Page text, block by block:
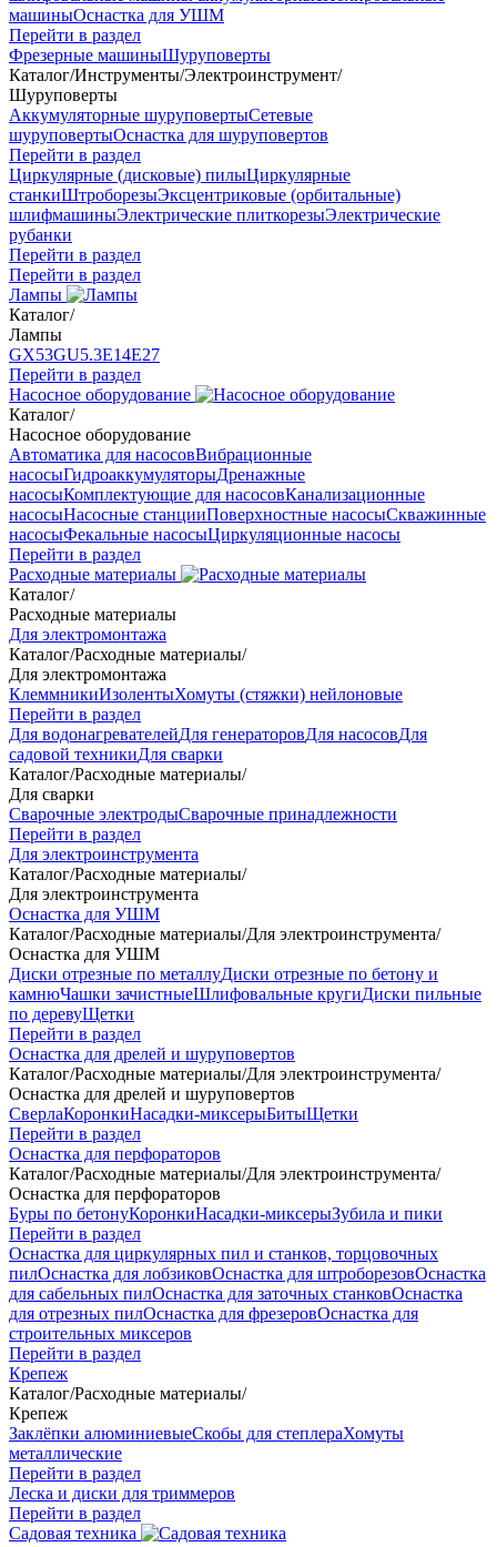
машиныОснастка для УШМ
Перейти в раздел
Фрезерные машиныШуруповерты
Каталог/Инструменты/Электроинструмент/
Шуруповерты
Аккумуляторные шуруповертыСетевые
шуруповертыОснастка для шуруповертов
Перейти в раздел
Циркулярные (дисковые) пилыЦиркулярные
станкиШтроборезыЭксцентриковые (орбитальные)
шлифмашиныЭлектрические плиткорезыЭлектрические
рубанки
Перейти в раздел
Перейти в раздел
Лампы
Каталог/
Лампы
GX53GU5.3Е14Е27
Перейти в раздел
Насосное оборудование
Каталог/
Насосное оборудование
Автоматика для насосовВибрационные
насосыГидроаккумуляторыДренажные
насосыКомплектующие для насосовКанализационные
насосыНасосные станцииПоверхностные насосыСкважинные
насосыФекальные насосыЦиркуляционные насосы
Перейти в раздел
Расходные материалы
Каталог/
Расходные материалы
Для электромонтажа
Каталог/Расходные материалы/
Для электромонтажа
КлеммникиИзолентыХомуты (стяжки) нейлоновые
Перейти в раздел
Для водонагревателейДля генераторовДля насосовДля
садовой техникиДля сварки
Каталог/Расходные материалы/
Для сварки
Сварочные электродыСварочные принадлежности
Перейти в раздел
Для электроинструмента
Каталог/Расходные материалы/
Для электроинструмента
Оснастка для УШМ
Каталог/Расходные материалы/Для электроинструмента/
Оснастка для УШМ
Диски отрезные по металлуДиски отрезные по бетону и
камнюЧашки зачистныеШлифовальные кругиДиски пильные
по деревуЩетки
Перейти в раздел
Оснастка для дрелей и шуруповертов
Каталог/Расходные материалы/Для электроинструмента/
Оснастка для дрелей и шуруповертов
СверлаКоронкиНасадки-миксерыБитыЩетки
Перейти в раздел
Оснастка для перфораторов
Каталог/Расходные материалы/Для электроинструмента/
Оснастка для перфораторов
Буры по бетонуКоронкиНасадки-миксерыЗубила и пики
Перейти в раздел
Оснастка для циркулярных пил и станков, торцовочных
пилОснастка для лобзиковОснастка для штроборезовОснастка
для сабельных пилОснастка для заточных станковОснастка
для отрезных пилОснастка для фрезеровОснастка для
строительных миксеров
Перейти в раздел
Крепеж
Каталог/Расходные материалы/
Крепеж
Заклёпки алюминиевыеСкобы для степлераХомуты
металлические
Перейти в раздел
Леска и диски для триммеров
Перейти в раздел
Садовая техника